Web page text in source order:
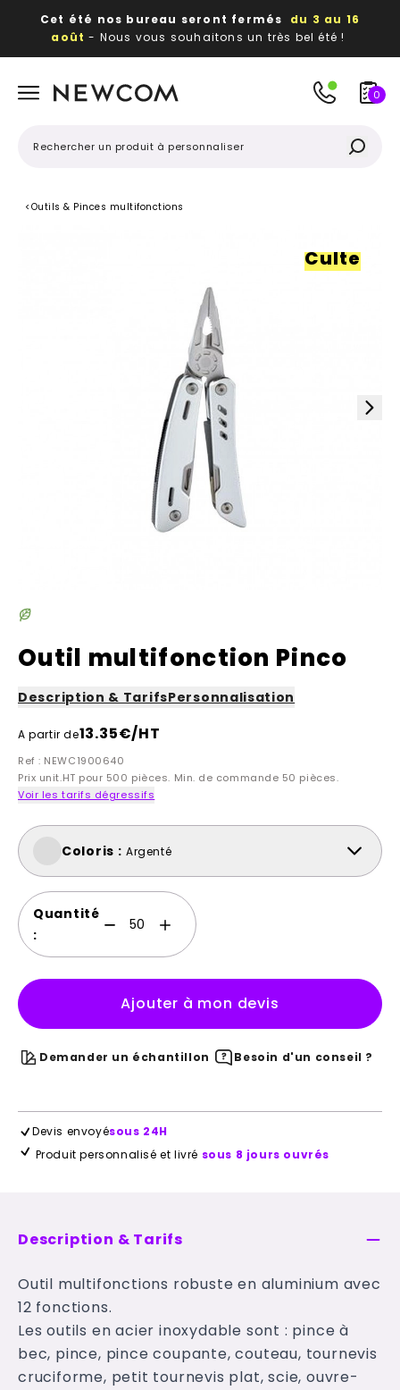
Cet été nos bureau seront fermés du 3 au 16
août - Nous vous souhaitons un très bel été !
publicitaires
0
< Outils & Pinces multifonctions
Culte
Outil multifonction Pinco
Description & TarifsPersonnalisation
A partir de13.35€/HT
Ref : NEWC1900640
Prix unit.HT pour 500 pièces. Min. de commande 50 pièces.
Voir les tarifs dégressifs
Coloris : Argenté
Quantité
:
Ajouter à mon devis
Demander un échantillon Besoin d'un conseil ?
Devis envoyésous 24H
Produit personnalisé et livré sous 8 jours ouvrés
Description & Tarifs
Outil multifonctions robuste en aluminium avec
12 fonctions.
Les outils en acier inoxydable sont : pince à
bec, pince, pince coupante, couteau, tournevis
cruciforme, petit tournevis plat, scie, ouvre-